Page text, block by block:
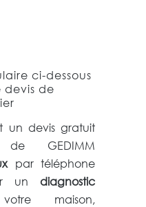
ci-dessous
devis de
un devis gratuit
GEDIMM
par téléphone
un diagnostic
maison,